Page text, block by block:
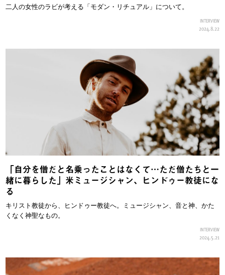
二人の女性のラビが考える「モダン・リチュアル」について。
INTERVIEW
2024.8.22
「自分を僧だと名乗ったことはなくて…ただ僧たちと一
緒に暮らした」米ミュージシャン、ヒンドゥー教徒にな
る
キリスト教徒から、ヒンドゥー教徒へ。ミュージシャン、音と神、かた
くなく神聖なもの。
INTERVIEW
2024.5.21